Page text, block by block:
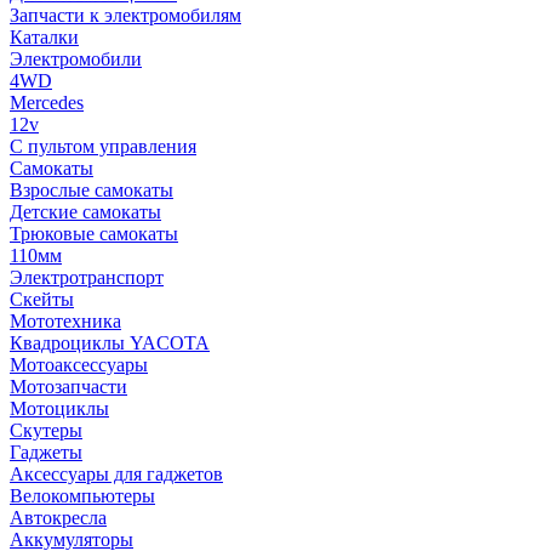
Запчасти к электромобилям
Каталки
Электромобили
4WD
Mercedes
12v
С пультом управления
Самокаты
Взрослые самокаты
Детские самокаты
Трюковые самокаты
110мм
Электротранспорт
Скейты
Мототехника
Квадроциклы YACOTA
Мотоаксессуары
Мотозапчасти
Мотоциклы
Скутеры
Гаджеты
Аксессуары для гаджетов
Велокомпьютеры
Автокресла
Аккумуляторы